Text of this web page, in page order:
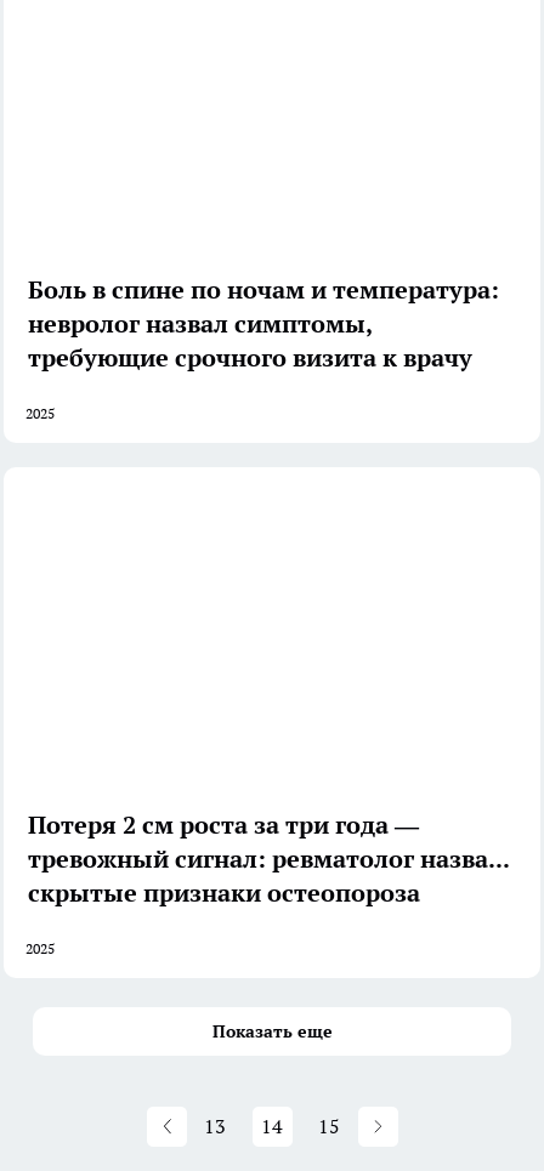
Боль в спине по ночам и температура:
невролог назвал симптомы,
требующие срочного визита к врачу
2025
Потеря 2 см роста за три года —
тревожный сигнал: ревматолог назвала
скрытые признаки остеопороза
2025
Показать еще
13 14 15